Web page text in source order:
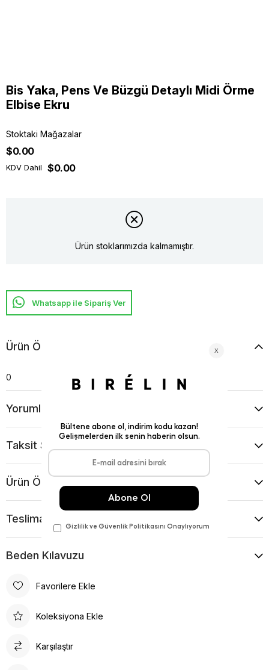
Bis Yaka, Pens Ve Büzgü Detaylı Midi Örme
Elbise Ekru
Stoktaki Mağazalar
$0.00
KDV Dahil $0.00
Ürün stoklarımızda kalmamıştır.
Whatsapp ile Sipariş Ver
Ürün Özellikleri
0
Yorumlar
Taksit Seçenekleri
Ürün Önerileri
Teslimat Ve İade Koşulları
Beden Kılavuzu
Favorilere Ekle
Koleksiyona Ekle
Karşılaştır